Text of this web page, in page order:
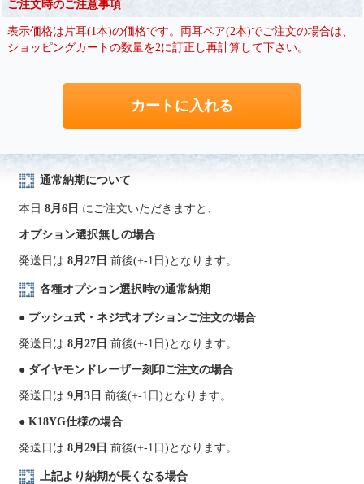
ご注文時のご注意事項
表示価格は片耳(1本)の価格です。両耳ペア(2本)でご注文の場合は、
ショッピングカートの数量を2に訂正し再計算して下さい。
通常納期について
本日 8月6日 にご注文いただきますと、
オプション選択無しの場合
発送日は 8月27日 前後(+-1日)となります。
各種オプション選択時の通常納期
● プッシュ式・ネジ式オプションご注文の場合
発送日は 8月27日 前後(+-1日)となります。
● ダイヤモンドレーザー刻印ご注文の場合
発送日は 9月3日 前後(+-1日)となります。
● K18YG仕様の場合
発送日は 8月29日 前後(+-1日)となります。
上記より納期が長くなる場合